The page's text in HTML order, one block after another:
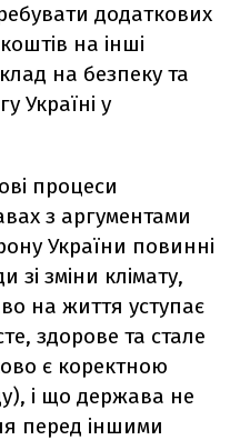
додаткових
на інші
на безпеку та
Україні у
процеси
з аргументами
України повинні
зі зміни клімату,
на життя уступає
здорове та стале
є коректною
і що держава не
перед іншими